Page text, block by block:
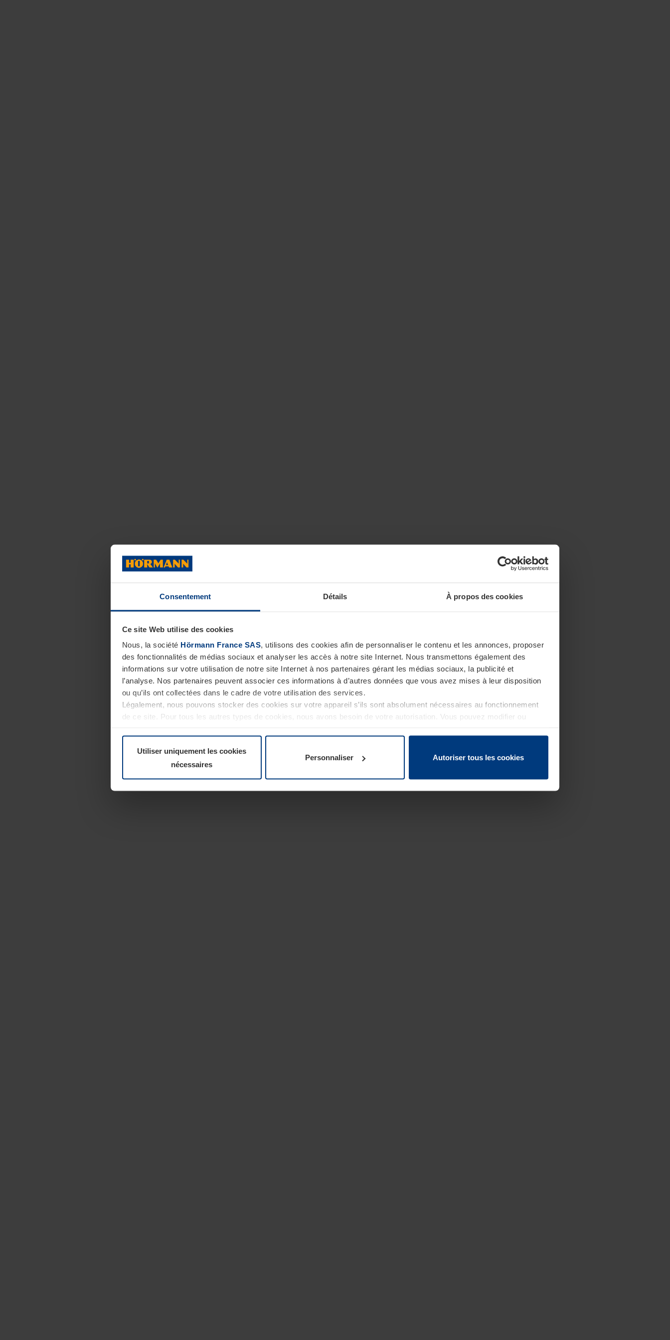
Consentement Détails À propos des cookies
Ce site Web utilise des cookies
Nous, la société Hörmann France SAS, utilisons des cookies afin de personnaliser le contenu et les annonces, proposer
des fonctionnalités de médias sociaux et analyser les accès à notre site Internet. Nous transmettons également des
informations sur votre utilisation de notre site Internet à nos partenaires gérant les médias sociaux, la publicité et
l’analyse. Nos partenaires peuvent associer ces informations à d’autres données que vous avez mises à leur disposition
ou qu’ils ont collectées dans le cadre de votre utilisation des services.
Légalement, nous pouvons stocker des cookies sur votre appareil s’ils sont absolument nécessaires au fonctionnement
de ce site. Pour tous les autres types de cookies, nous avons besoin de votre autorisation. Vous pouvez modifier ou
Utiliser uniquement les cookies
nécessaires
Personnaliser Autoriser tous les cookies